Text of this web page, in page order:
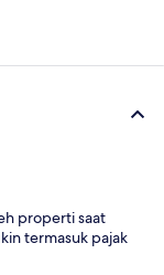
properti saat
termasuk pajak